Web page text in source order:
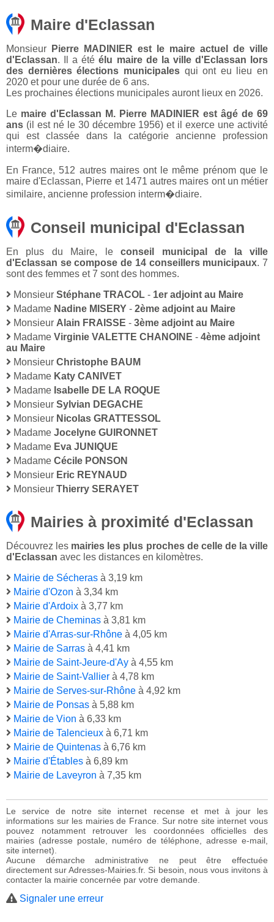
Maire d'Eclassan
Monsieur
Pierre MADINIER est le maire actuel de ville
d'Eclassan. Il a étéélu maire de la ville d'Eclassan lors
des dernières élections municipalesqui ont eu lieu en
2020 et pour une durée de 6 ans.
Les prochaines élections municipales auront lieux en 2026.
Le maire d'Eclassan M. Pierre MADINIER est âgé de 69
ans (il est né le 30 décembre 1956) et il exerce une activité
qui est classée dans la catégorie ancienne profession
interm�diaire.
En France, 512 autres maires ont le même prénom que le
maire d'Eclassan, Pierre et 1471 autres maires ont un métier
similaire, ancienne profession interm�diaire.
Conseil municipal d'Eclassan
En plus du Maire, leconseil municipal de la ville
d'Eclassan se compose de 14 conseillers municipaux. 7
sont des femmes et 7 sont des hommes.
Monsieur Stéphane TRACOL - 1er adjoint au Maire
Madame Nadine MISERY - 2ème adjoint au Maire
Monsieur Alain FRAISSE - 3ème adjoint au Maire
Madame Virginie VALETTE CHANOINE - 4ème adjoint
au Maire
Monsieur Christophe BAUM
Madame Katy CANIVET
Madame Isabelle DE LA ROQUE
Monsieur Sylvian DEGACHE
Monsieur Nicolas GRATTESSOL
Madame Jocelyne GUIRONNET
Madame Eva JUNIQUE
Madame Cécile PONSON
Monsieur Eric REYNAUD
Monsieur Thierry SERAYET
Mairies à proximité d'Eclassan
Découvrez les mairies les plus proches de celle de la ville
d'Eclassan avec les distances en kilomètres.
Mairie de Sécheras à 3,19 km
Mairie d'Ozon à 3,34 km
Mairie d'Ardoix à 3,77 km
Mairie de Cheminas à 3,81 km
Mairie d'Arras-sur-Rhône à 4,05 km
Mairie de Sarras à 4,41 km
Mairie de Saint-Jeure-d'Ay à 4,55 km
Mairie de Saint-Vallier à 4,78 km
Mairie de Serves-sur-Rhône à 4,92 km
Mairie de Ponsas à 5,88 km
Mairie de Vion à 6,33 km
Mairie de Talencieux à 6,71 km
Mairie de Quintenas à 6,76 km
Mairie d'Étables à 6,89 km
Mairie de Laveyron à 7,35 km
Le service de notre site internet recense et met à jour les
informations sur les mairies de France. Sur notre site internet vous
pouvez notamment retrouver les coordonnées officielles des
mairies (adresse postale, numéro de téléphone, adresse e-mail,
site internet).
Aucune démarche administrative ne peut être effectuée
directement sur Adresses-Mairies.fr. Si besoin, nous vous invitons à
contacter la mairie concernée par votre demande.
Signaler une erreur